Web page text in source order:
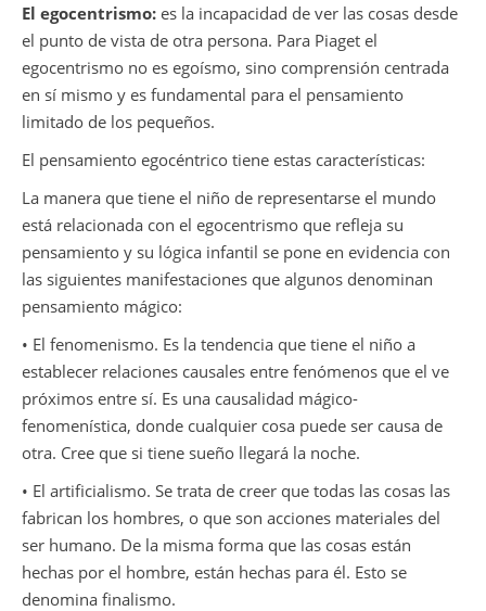
El egocentrismo: es la incapacidad de ver las cosas desde
el punto de vista de otra persona. Para Piaget el
egocentrismo no es egoísmo, sino comprensión centrada
en sí mismo y es fundamental para el pensamiento
limitado de los pequeños.
El pensamiento egocéntrico tiene estas características:
La manera que tiene el niño de representarse el mundo
está relacionada con el egocentrismo que refleja su
pensamiento y su lógica infantil se pone en evidencia con
las siguientes manifestaciones que algunos denominan
pensamiento mágico:
• El fenomenismo. Es la tendencia que tiene el niño a
establecer relaciones causales entre fenómenos que el ve
próximos entre sí. Es una causalidad mágico-
fenomenística, donde cualquier cosa puede ser causa de
otra. Cree que si tiene sueño llegará la noche.
• El artificialismo. Se trata de creer que todas las cosas las
fabrican los hombres, o que son acciones materiales del
ser humano. De la misma forma que las cosas están
hechas por el hombre, están hechas para él. Esto se
denomina finalismo.